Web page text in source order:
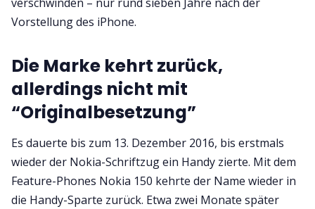
Vorstellung des iPhone.
Die Marke kehrt zurück,
allerdings nicht mit
“Originalbesetzung”
Es dauerte bis zum 13. Dezember 2016, bis erstmals
wieder der Nokia-Schriftzug ein Handy zierte. Mit dem
Feature-Phones Nokia 150 kehrte der Name wieder in
die Handy-Sparte zurück. Etwa zwei Monate später